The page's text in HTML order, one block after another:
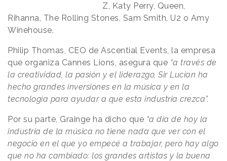
Z, Katy Perry, Queen,
Rihanna, The Rolling Stones, Sam Smith, U2 o Amy
Winehouse.
Philip Thomas, CEO de Ascential Events, la empresa
que organiza Cannes Lions, asegura que “a través de
la creatividad, la pasión y el liderazgo, Sir Lucian ha
hecho grandes inversiones en la música y en la
tecnología para ayudar a que esta industria crezca”.
Por su parte, Grainge ha dicho que “a día de hoy la
industria de la música no tiene nada que ver con el
negocio en el que yo empecé a trabajar, pero hay algo
que no ha cambiado: los grandes artistas y la buena